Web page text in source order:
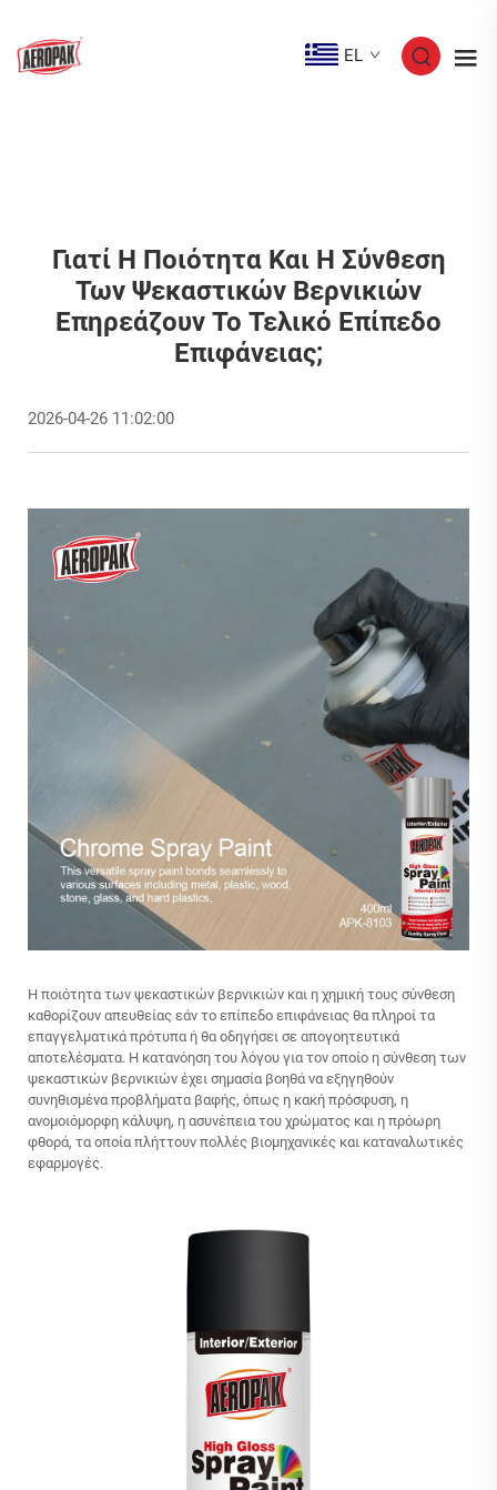
EL
Γιατί Η Ποιότητα Και Η Σύνθεση
Των Ψεκαστικών Βερνικιών
Επηρεάζουν Το Τελικό Επίπεδο
Επιφάνειας;
2026-04-26 11:02:00
Η ποιότητα των ψεκαστικών βερνικιών και η χημική τους σύνθεση
καθορίζουν απευθείας εάν το επίπεδο επιφάνειας θα πληροί τα
επαγγελματικά πρότυπα ή θα οδηγήσει σε απογοητευτικά
αποτελέσματα. Η κατανόηση του λόγου για τον οποίο η σύνθεση των
ψεκαστικών βερνικιών έχει σημασία βοηθά να εξηγηθούν
συνηθισμένα προβλήματα βαφής, όπως η κακή πρόσφυση, η
ανομοιόμορφη κάλυψη, η ασυνέπεια του χρώματος και η πρόωρη
φθορά, τα οποία πλήττουν πολλές βιομηχανικές και καταναλωτικές
εφαρμογές.